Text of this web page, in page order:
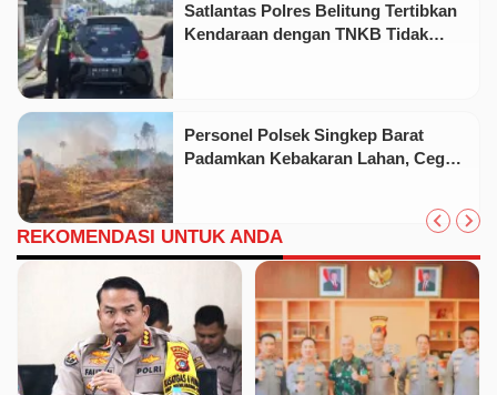
Satlantas Polres Belitung Tertibkan
Kendaraan dengan TNKB Tidak
Personel Polsek Singkep Barat
Padamkan Kebakaran Lahan, Cegah
REKOMENDASI UNTUK ANDA